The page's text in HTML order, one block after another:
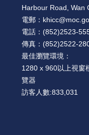
Harbour Road, Wan
電郵：
電話： (852)2523-
傳真： (852)2522-
最佳瀏覽環境：
1280 x 960以上視窗
覽器
訪客人數:833,031